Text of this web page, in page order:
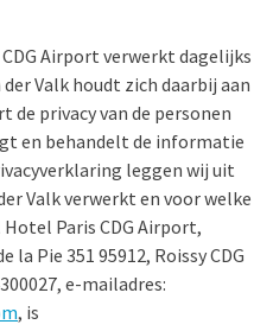
Airport verwerkt dagelijks
Valk houdt zich daarbij aan
de privacy van de personen
en behandelt de informatie
leggen wij uit
Valk verwerkt en voor welke
Paris CDG Airport,
la Pie 351 95912, Roissy CDG
e-mailadres:
, is